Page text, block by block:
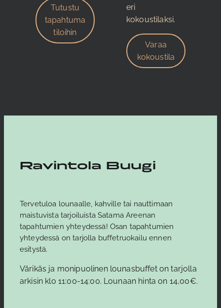
Tutustu
tapahtuma
tiloihin
eri
kokoustilaksi.
Varaa
kokoustila
Ravintola Buugi
Tervetuloa lounaalle, kahville tai nauttimaan
maistuvista tarjoiluista Satama Areenan
tapahtumien yhteydessä! Osan tapahtumien
yhteydessä on tarjolla buffetruokailu ennen
esitystä.
Värikäs ja monipuolinen lounasbuffet on tarjolla
arkisin klo 11:00-14:00. Lounaan hinta on 14,00€.